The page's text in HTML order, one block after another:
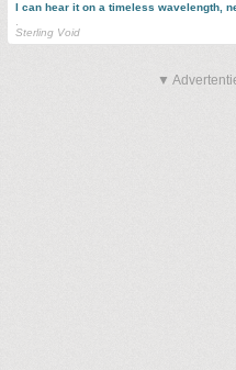
I can hear it on a timeless wavelength,
Sterling Void
▼